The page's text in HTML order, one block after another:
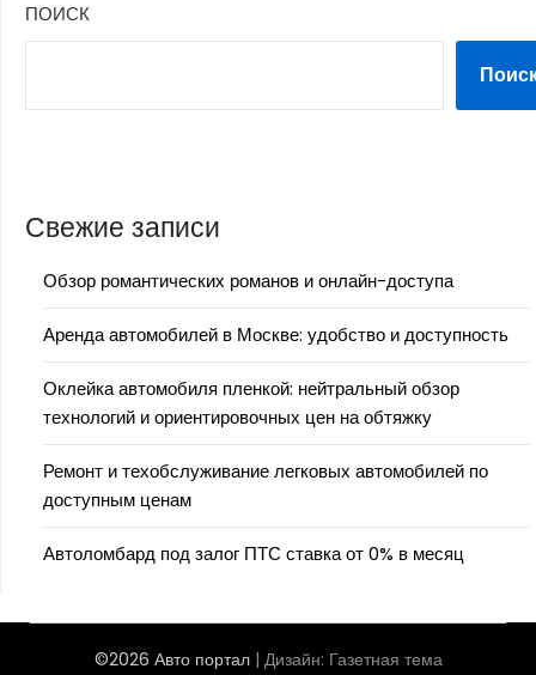
ПОИСК
Свежие записи
Обзор романтических романов и онлайн-доступа
Аренда автомобилей в Москве: удобство и доступность
Оклейка автомобиля пленкой: нейтральный обзор
технологий и ориентировочных цен на обтяжку
Ремонт и техобслуживание легковых автомобилей по
доступным ценам
Автоломбард под залог ПТС ставка от 0% в месяц
©2026 Авто портал | Дизайн: Газетная тема